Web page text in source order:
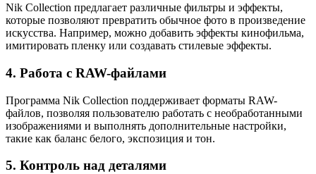
Nik Collection предлагает различные фильтры и эффекты,
которые позволяют превратить обычное фото в произведение
искусства. Например, можно добавить эффекты кинофильма,
имитировать пленку или создавать стилевые эффекты.
4. Работа с RAW-файлами
Программа Nik Collection поддерживает форматы RAW-
файлов, позволяя пользователю работать с необработанными
изображениями и выполнять дополнительные настройки,
такие как баланс белого, экспозиция и тон.
5. Контроль над деталями